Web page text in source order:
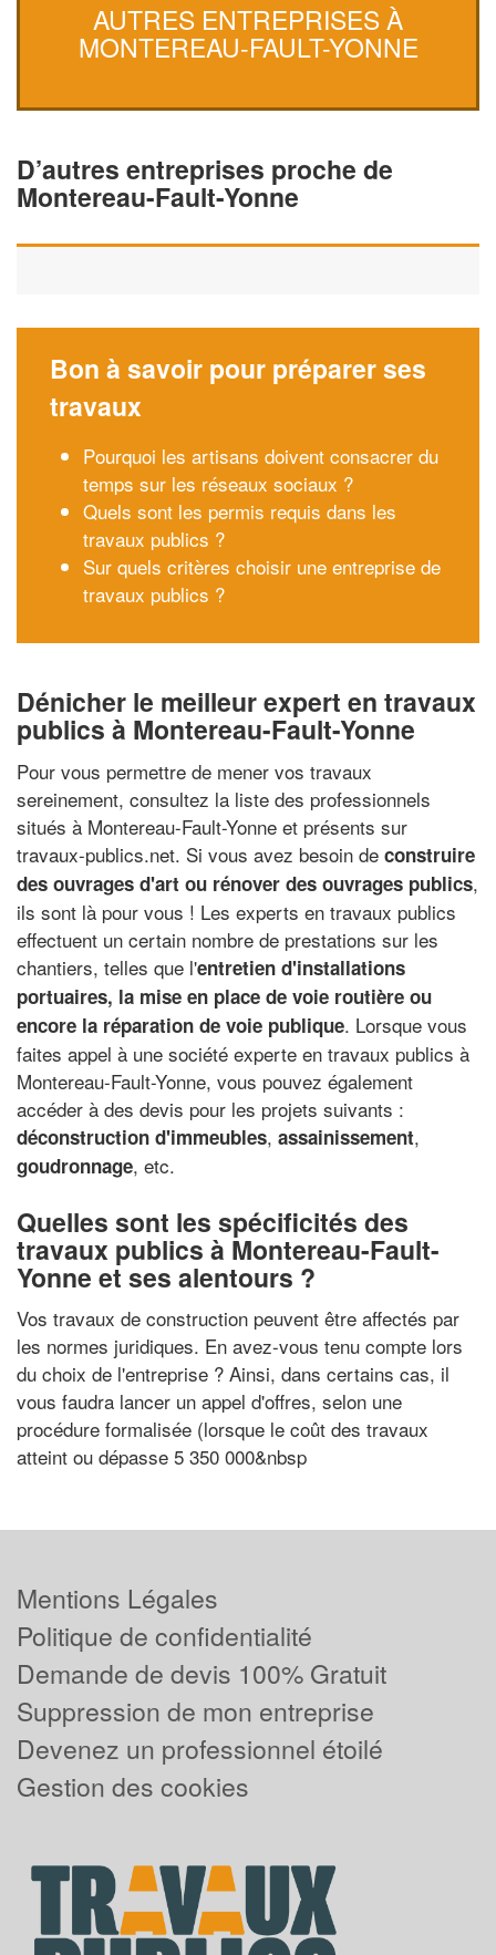
AUTRES ENTREPRISES À
MONTEREAU-FAULT-YONNE
D’autres entreprises proche de
Montereau-Fault-Yonne
Bon à savoir pour préparer ses
travaux
Pourquoi les artisans doivent consacrer du
temps sur les réseaux sociaux ?
Quels sont les permis requis dans les
travaux publics ?
Sur quels critères choisir une entreprise de
travaux publics ?
Dénicher le meilleur expert en travaux
publics à Montereau-Fault-Yonne
Pour vous permettre de mener vos travaux
sereinement, consultez la liste des professionnels
situés à Montereau-Fault-Yonne et présents sur
travaux-publics.net. Si vous avez besoin de construire
des ouvrages d'art ou rénover des ouvrages publics,
ils sont là pour vous ! Les experts en travaux publics
effectuent un certain nombre de prestations sur les
chantiers, telles que l'entretien d'installations
portuaires, la mise en place de voie routière ou
encore la réparation de voie publique. Lorsque vous
faites appel à une société experte en travaux publics à
Montereau-Fault-Yonne, vous pouvez également
accéder à des devis pour les projets suivants :
déconstruction d'immeubles, assainissement,
goudronnage, etc.
Quelles sont les spécificités des
travaux publics à Montereau-Fault-
Yonne et ses alentours ?
Vos travaux de construction peuvent être affectés par
les normes juridiques. En avez-vous tenu compte lors
du choix de l'entreprise ? Ainsi, dans certains cas, il
vous faudra lancer un appel d'offres, selon une
procédure formalisée (lorsque le coût des travaux
atteint ou dépasse 5 350 000&nbsp
Mentions Légales
Politique de confidentialité
Demande de devis 100% Gratuit
Suppression de mon entreprise
Devenez un professionnel étoilé
Gestion des cookies